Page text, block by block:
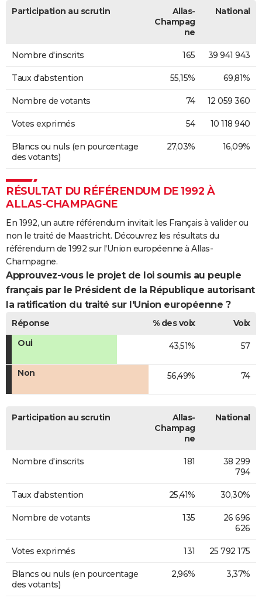
Participation au scrutin
Allas-
Champag
ne
National
Nombre d'inscrits 165 39 941 943
Taux d'abstention 55,15% 69,81%
Nombre de votants 74 12 059 360
Votes exprimés 54 10 118 940
Blancs ou nuls (en pourcentage
des votants)
27,03% 16,09%
RÉSULTAT DU RÉFÉRENDUM DE 1992 À
ALLAS-CHAMPAGNE
En 1992, un autre référendum invitait les Français à valider ou
non le traité de Maastricht. Découvrez les résultats du
référendum de 1992 sur l'Union européenne à Allas-
Champagne.
Approuvez-vous le projet de loi soumis au peuple
français par le Président de la République autorisant
la ratification du traité sur l'Union européenne ?
Réponse % des voix
Voix
Oui
43,51% 57
Non 56,49% 74
Participation au scrutin
Allas-
Champag
ne
National
Nombre d'inscrits 181
38 299
794
Taux d'abstention 25,41% 30,30%
Nombre de votants 135
26 696
626
Votes exprimés 131 25 792 175
Blancs ou nuls (en pourcentage
des votants)
2,96% 3,37%